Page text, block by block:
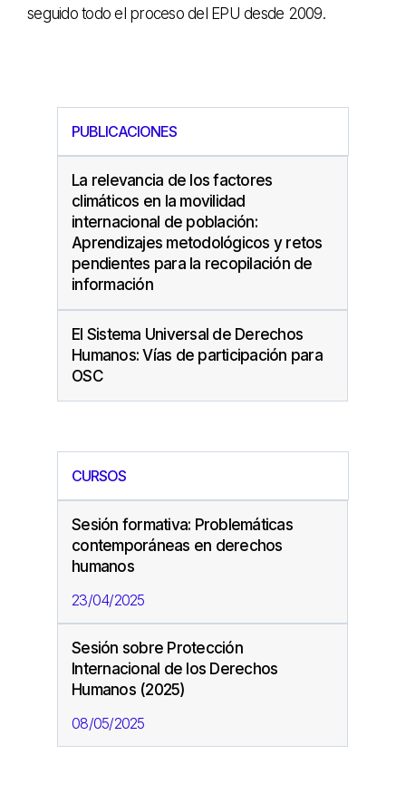
seguido todo el proceso del EPU desde 2009.
PUBLICACIONES
La relevancia de los factores
climáticos en la movilidad
internacional de población:
Aprendizajes metodológicos y retos
pendientes para la recopilación de
información
El Sistema Universal de Derechos
Humanos: Vías de participación para
OSC
CURSOS
Sesión formativa: Problemáticas
contemporáneas en derechos
humanos
23/04/2025
Sesión sobre Protección
Internacional de los Derechos
Humanos (2025)
08/05/2025